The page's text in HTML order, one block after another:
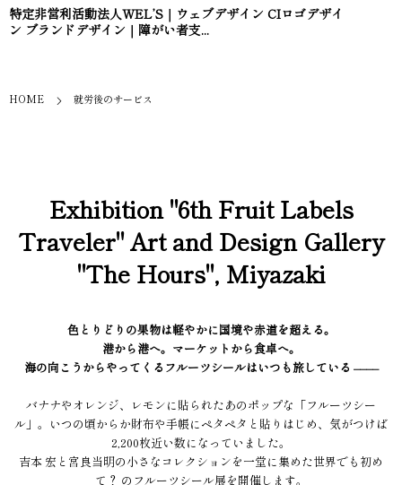
特定非営利活動法人WEL’S｜ウェブデザイン CIロゴデザイ
ン ブランドデザイン｜障がい者支...
HOME 就労後のサービス
Exhibition "6th Fruit Labels
Traveler" Art and Design Gallery
"The Hours", Miyazaki
色とりどりの果物は軽やかに国境や赤道を超える。
港から港へ。マーケットから食卓へ。
海の向こうからやってくるフルーツシールはいつも旅している ––––
バナナやオレンジ、レモンに貼られたあのポップな「フルーツシー
ル」。いつの頃からか財布や手帳にペタペタと貼りはじめ、気がつけば
2,200枚近い数になっていました。
吉本 宏と宮良当明の小さなコレクションを一堂に集めた世界でも初め
て？ のフルーツシール展を開催します。